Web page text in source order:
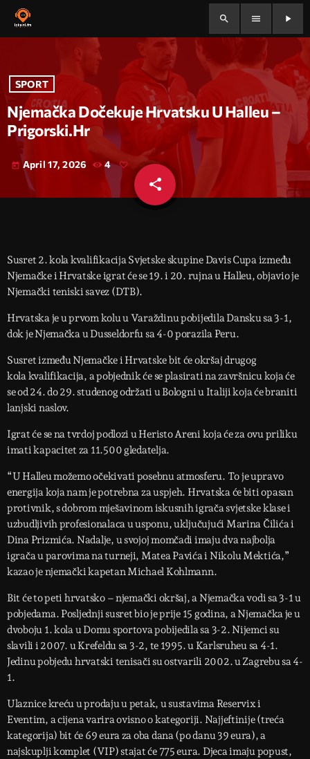
search menu play_arrow
SPORT
Njemačka Dočekuje Hrvatsku U Halleu –
Prigorski.hr
today April 17, 2026 4
share
email
Susret 2. kola kvalifikacija Svjetske skupine Davis Cupa između
Njemačke i Hrvatske igrat će se 19. i 20. rujna u Halleu, objavio je
Njemački teniski savez (DTB).
Hrvatska je u prvom kolu u Varaždinu pobijedila Dansku sa 3-1,
dok je Njemačka u Dusseldorfu sa 4-0 porazila Peru.
Susret između Njemačke i Hrvatske bit će okršaj drugog
kola kvalifikacija, a pobjednik će se plasirati na završnicu koja će
se od 24. do 29. studenog održati u Bologni u Italiji koja će braniti
lanjski naslov.
Igrat će se na tvrdoj podlozi u Heristo Areni koja će za ovu priliku
imati kapacitet za 11.500 gledatelja.
“U Halleu možemo očekivati ​​posebnu atmosferu. To je upravo
energija koja nam je potrebna za uspjeh. Hrvatska će biti opasan
protivnik, s dobrom mješavinom iskusnih igrača svjetske klase i
uzbudljivih profesionalaca u usponu, uključujući Marina Čilića i
Dina Prizmića. Nadalje, u svojoj momčadi imaju dva najbolja
igrača u parovima na turneji, Matea Pavića i Nikolu Mektića,”
kazao je njemački kapetan Michael Kohlmann.
Bit će to peti hrvatsko – njemački okršaj, a Njemačka vodi sa 3-1 u
pobjedama. Posljednji susret bio je prije 15 godina, a Njemačka je u
dvoboju 1. kola u Domu sportova pobijedila sa 3-2. Nijemci su
slavili i 2007. u Krefeldu sa 3-2, te 1995. u Karlsruheu sa 4-1.
Jedinu pobjedu hrvatski tenisači su ostvarili 2002. u Zagrebu sa 4-
1.
Ulaznice kreću u prodaju u petak, u sustavima Reservix i
Eventim, a cijena varira ovisno o kategoriji. Najjeftinije (treća
kategorija) bit će 69 eura za oba dana (po danu 39 eura), a
najskuplji komplet (VIP) stajat će 775 eura. Djeca imaju popust,